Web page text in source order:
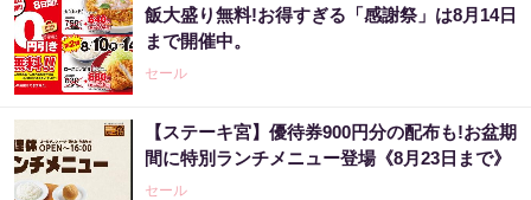
飯大盛り無料!お得すぎる「感謝祭」は8月14日
まで開催中。
セール
【ステーキ宮】優待券900円分の配布も!お盆期
間に特別ランチメニュー登場《8月23日まで》
セール